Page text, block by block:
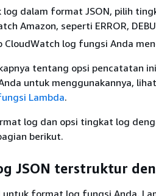
log dalam format JSON, pilih
Amazon, seperti ERROR,
CloudWatch log fungsi Anda
tentang opsi pencatatan
untuk menggunakannya, lihat
Lambda.
log dan opsi tingkat log
berikut.
JSON terstruktur
untuk format log fungsi Anda,